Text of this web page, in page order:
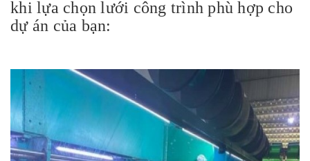
khi lựa chọn lưới công trình phù hợp cho
dự án của bạn: